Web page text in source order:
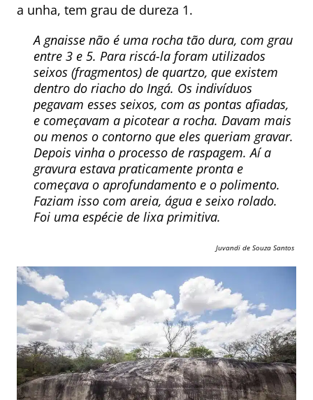
a unha, tem grau de dureza 1.
A gnaisse não é uma rocha tão dura, com grau
entre 3 e 5. Para riscá-la foram utilizados
seixos (fragmentos) de quartzo, que existem
dentro do riacho do Ingá. Os indivíduos
pegavam esses seixos, com as pontas afiadas,
e começavam a picotear a rocha. Davam mais
ou menos o contorno que eles queriam gravar.
Depois vinha o processo de raspagem. Aí a
gravura estava praticamente pronta e
começava o aprofundamento e o polimento.
Faziam isso com areia, água e seixo rolado.
Foi uma espécie de lixa primitiva.
Juvandi de Souza Santos